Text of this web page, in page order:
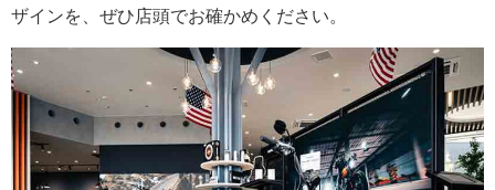
ザインを、ぜひ店頭でお確かめください。